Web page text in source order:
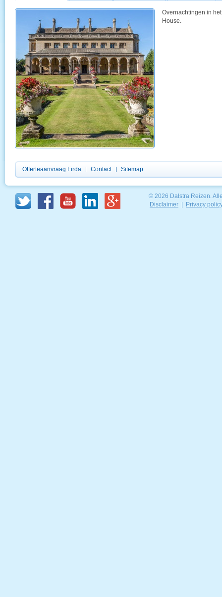
Overnachtingen in
House.
Offerteaanvraag Firda Contact Sitemap
© 2026 Dalstra Reizen.
Disclaimer
Privacy